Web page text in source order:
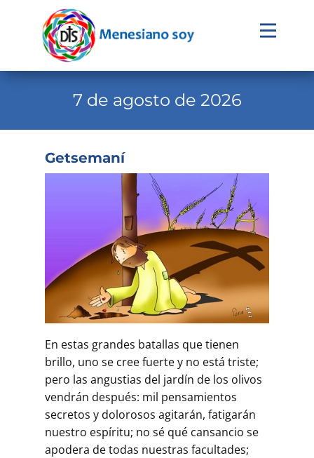
Evangelio
Institucional
Familia Menesiana
Pastoral Vocacional
Recursos
Contacto
7 de agosto de 2026
Getsemaní
En estas grandes batallas que tienen
brillo, uno se cree fuerte y no está triste;
pero las angustias del jardín de los olivos
vendrán después: mil pensamientos
secretos y dolorosos agitarán, fatigarán
nuestro espíritu; no sé qué cansancio se
apodera de todas nuestras facultades;